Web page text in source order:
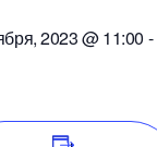
2023 @ 11:00 -